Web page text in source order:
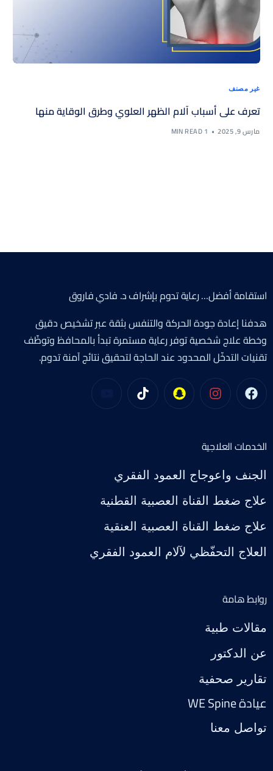
غير مصنف
تعرف على أسباب آلام الظهر العلوي وطرق الوقاية منها
مارس 9, 2025 1 MIN READ
استقامة أفضل… رعاية تدوم بإشراف د. فادي فاروق
هدفنا إعادة جودة الحركة والتنفس بثقة عبر تشخيص دقيق
وخطة علاج شخصية توفر رعاية مستمرة تبدأ بالمحافظ وتوظّف
تقنيات التدخّل المحدود عند الحاجة لتحقيق نتائج آمنة تدوم.
الخدمات العلاجية
الجنف واعوجاج العمود الفقري
علاج ضغط القناة العصبية القطنية
علاج ضغط القناة العصبية العنقية
العلاج التحفّظي لآلام العمود الفقري
روابط هامة
مقالات طبية
عن الدكتور
تقارير صحفية
عيادة WE Spine
تواصل معنا